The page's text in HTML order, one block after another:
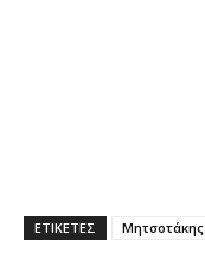
ΕΤΙΚΕΤΕΣ Μητσοτάκης